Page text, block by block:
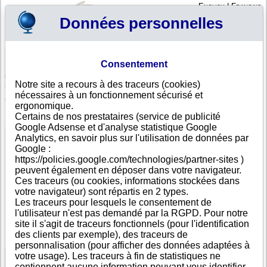
English|Français
Votre panier est vide
Emirats Arabes Unis >Toutes villes >Sharjah
ORCHID METAL SCRAP TR LLC, Sharjah
FICHE ENTREPRISE
Dénomination ORCHID METAL SCRAP TR LLC
Nom
commercial
Adresse
Behind Industrial 3rd Street Sharjah Industrial Area 10
Ville
Sharjah
Pays
Emirats Arabes Unis
Type
d'adresse
Adresse unique
Téléphone
+971 65------
DUNS®
Number
36-------
Données personnelles
Consentement
Notre site a recours à des traceurs (cookies)
nécessaires à un fonctionnement sécurisé et
ergonomique.
Certains de nos prestataires (service de publicité
Google Adsense et d'analyse statistique Google
Analytics, en savoir plus sur l'utilisation de données par
Google :
https://policies.google.com/technologies/partner-sites )
peuvent également en déposer dans votre navigateur.
Ces traceurs (ou cookies, informations stockées dans
votre navigateur) sont répartis en 2 types.
Les traceurs pour lesquels le consentement de
l'utilisateur n'est pas demandé par la RGPD. Pour notre
site il s'agit de traceurs fonctionnels (pour l'identification
des clients par exemple), des traceurs de
personnalisation (pour afficher des données adaptées à
votre usage). Les traceurs à fin de statistiques ne